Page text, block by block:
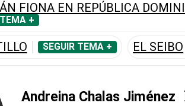
FIONA EN REPÚBLICA
+
SEGUIR TEMA + EL SEIBO
Andreina Chalas Jiménez